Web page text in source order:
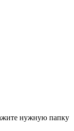
нужную папку